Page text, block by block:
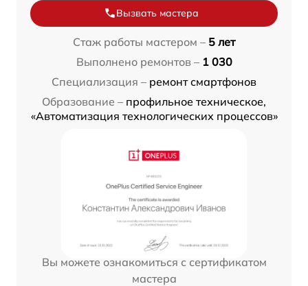
Вызвать мастера
Стаж работы мастером – 5 лет
Выполнено ремонтов – 1 030
Специализация – ремонт смартфонов
Образование – профильное техническое,
«Автоматизация технологических процессов»
Вы можете ознакомиться с сертификатом
мастера